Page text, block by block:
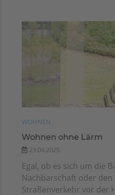
WOHNEN
Wohnen ohne Lärm
23.04.2025
Egal, ob es sich um die
Nachbarschaft oder den
Straßenverkehr vor der